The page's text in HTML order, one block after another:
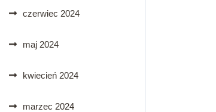
czerwiec 2024
maj 2024
kwiecień 2024
marzec 2024